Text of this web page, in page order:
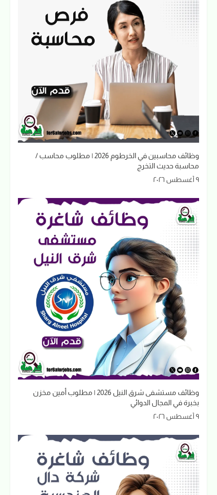
وظائف محاسبين في الخرطوم 2026 | مطلوب محاسب /
محاسبة حديث التخرج
٩ أغسطس ٢٠٢٦
وظائف مستشفى شرق النيل 2026 | مطلوب أمين مخزن
بخبرة في المجال الدوائي
٩ أغسطس ٢٠٢٦